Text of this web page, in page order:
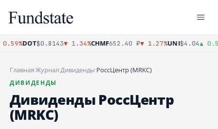
DOT$0.8143▼ 1.34%CHMF652.40 ₽ ▼ 1.27%UNI$4.04▲
Главная·Журнал·Дивиденды·РоссЦентр (MRKC)
ДИВИДЕНДЫ
Дивиденды РоссЦентр
(MRKC)